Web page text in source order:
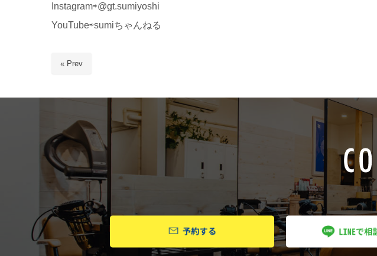
Instagram⇨@gt.sumiyoshi
YouTube⇨sumiちゃんねる
« Prev